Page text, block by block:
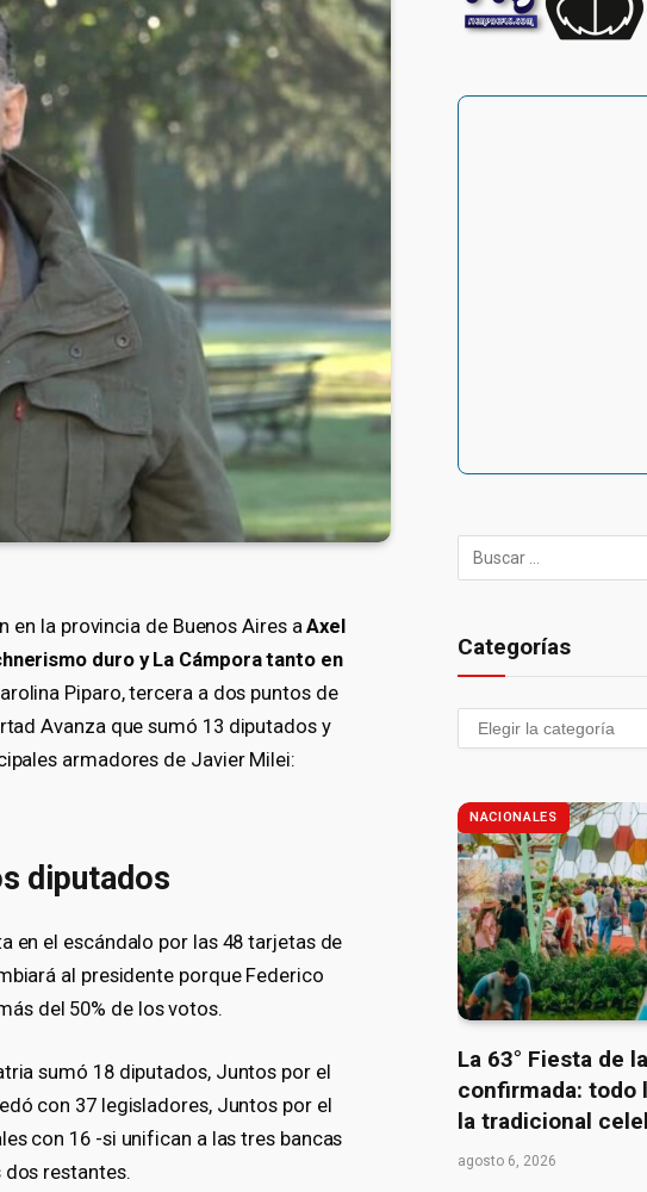
en la provincia de Buenos Aires aAxel
duro y La Cámpora tanto en
Piparo, tercera a dos puntos de
Avanza que sumó 13 diputados y
armadores de Javier Milei:
diputados
en el escándalo por las 48 tarjetas de
al presidente porque Federico
del 50% de los votos.
sumó 18 diputados, Juntos por el
con 37 legisladores, Juntos por el
con 16 -si unifican a las tres bancas
restantes.
Categorías
NACIONALES
La 63° Fiesta de
confirmada: todo
la tradicional
agosto 6, 2026